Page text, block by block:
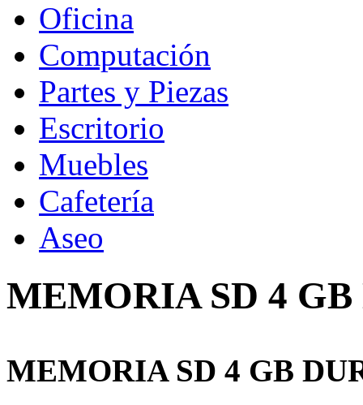
Oficina
Computación
Partes y Piezas
Escritorio
Muebles
Cafetería
Aseo
MEMORIA SD 4
MEMORIA SD 4 GB